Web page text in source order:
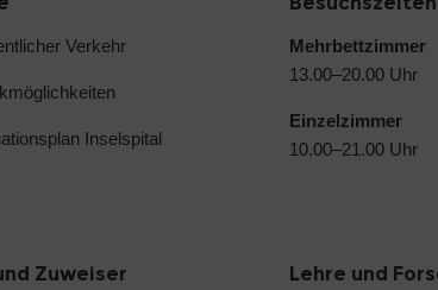
Verkehr
Inselspital
Mehrbettzimmer
13.00–20.00 Uhr
Einzelzimmer
10.00–21.00 Uhr
Zuweiser Lehre und